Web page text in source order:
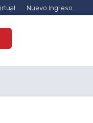
Nuevo Ingreso